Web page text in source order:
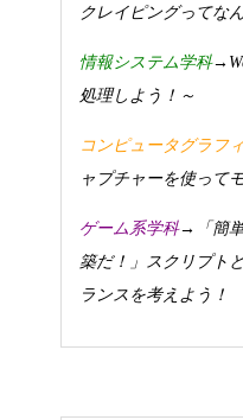
クレイピングってな
情報システム学科
処理しよう！～
コンピュータグラフ
ャプチャーを使って
ゲーム系学科→「簡
築だ！」スクリプト
ランスを考えよう！